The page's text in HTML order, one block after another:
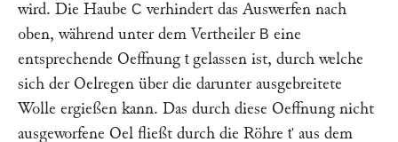
wird. Die Haube C verhindert das Auswerfen nach
oben, während unter dem Vertheiler B eine
entsprechende Oeffnung tgelassen ist, durch welche
sich der Oelregen über die darunter ausgebreitete
Wolle ergießen kann. Das durch diese Oeffnung nicht
ausgeworfene Oel fließt durch die Röhre t' aus dem